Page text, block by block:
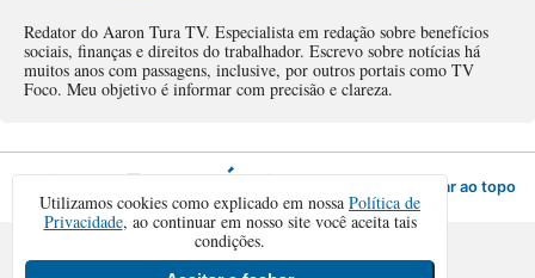
Redator do Aaron Tura TV. Especialista em redação sobre benefícios
sociais, finanças e direitos do trabalhador. Escrevo sobre notícias há
muitos anos com passagens, inclusive, por outros portais como TV
Foco. Meu objetivo é informar com precisão e clareza.
Voltar ao topo
Utilizamos cookies como explicado em nossa Política de
Privacidade, ao continuar em nosso site você aceita tais
condições.
Sair da versão mobile